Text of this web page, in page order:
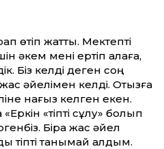
өтіп жатты. Мектепті
әкем мені ертіп қалаға,
Біз келді деген соң
әйелімен келді. Отызға
нағыз келген екен.
«тіпті сұлу» болып
Бірақ жас әйел
тіпті танымай қалдым.